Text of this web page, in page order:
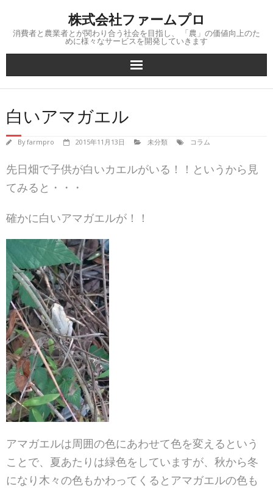
content
株式会社ファームプロ
消費者と農業者とが関わり合う社会を目指し、 「農」の価値向上のた
めに様々なサービスを開発していきます
白いアマガエル
Byfarmpro 2015年11月13日 未分類 コラム
先日畑で子供が白いカエルがいる！！というから見
てみる と・・・
確かに白いアマガエルが！！
アマガエルは周囲の色にあわせて色を変えるという
ことで、夏あたりは緑色をしていますが、秋から冬
になり木々の色もかわってくるとアマガエルの色も